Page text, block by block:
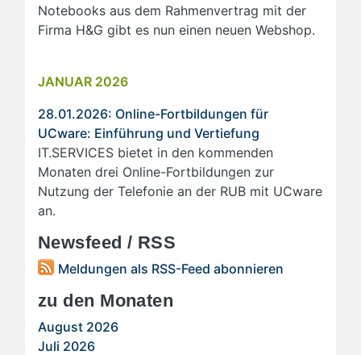
Notebooks aus dem Rahmenvertrag mit der
Firma H&G gibt es nun einen neuen Webshop.
JANUAR 2026
28.01.2026: Online-Fortbildungen für
UCware: Einführung und Vertiefung
IT.SERVICES bietet in den kommenden
Monaten drei Online-Fortbildungen zur
Nutzung der Telefonie an der RUB mit UCware
an.
Newsfeed / RSS
Meldungen als RSS-Feed abonnieren
zu den Monaten
August 2026
Juli 2026